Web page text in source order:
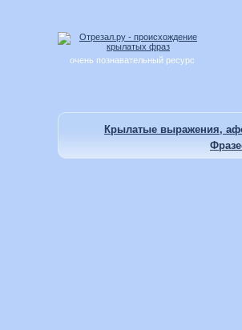
очень познавательный ресурс
Крылатые выражения,